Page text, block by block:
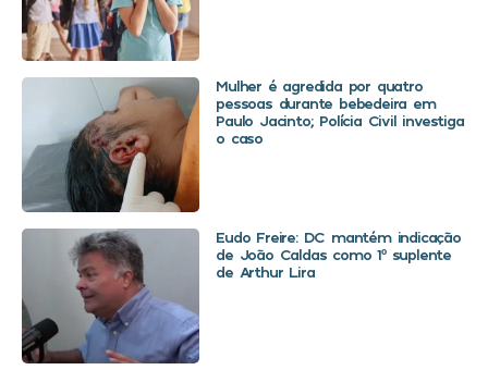
Mulher é agredida por quatro
pessoas durante bebedeira em
Paulo Jacinto; Polícia Civil investiga
o caso
Eudo Freire: DC mantém indicação
de João Caldas como 1º suplente
de Arthur Lira